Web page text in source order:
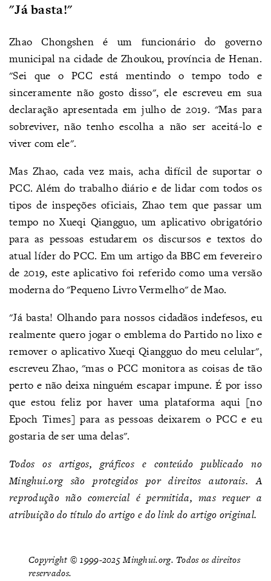
"Já basta!"
Zhao Chongshen é um funcionário do governo
municipal na cidade de Zhoukou, província de Henan.
"Sei que o PCC está mentindo o tempo todo e
sinceramente não gosto disso", ele escreveu em sua
declaração apresentada em julho de 2019. "Mas para
sobreviver, não tenho escolha a não ser aceitá-lo e
viver com ele".
Mas Zhao, cada vez mais, acha difícil de suportar o
PCC. Além do trabalho diário e de lidar com todos os
tipos de inspeções oficiais, Zhao tem que passar um
tempo no Xueqi Qiangguo, um aplicativo obrigatório
para as pessoas estudarem os discursos e textos do
atual líder do PCC. Em um artigo da BBC em fevereiro
de 2019, este aplicativo foi referido como uma versão
moderna do "Pequeno Livro Vermelho" de Mao.
"Já basta! Olhando para nossos cidadãos indefesos, eu
realmente quero jogar o emblema do Partido no lixo e
remover o aplicativo Xueqi Qiangguo do meu celular",
escreveu Zhao, "mas o PCC monitora as coisas de tão
perto e não deixa ninguém escapar impune. É por isso
que estou feliz por haver uma plataforma aqui [no
Epoch Times] para as pessoas deixarem o PCC e eu
gostaria de ser uma delas".
Todos os artigos, gráficos e conteúdo publicado no
Minghui.org são protegidos por direitos autorais. A
reprodução não comercial é permitida, mas requer a
atribuição do título do artigo e do link do artigo original.
Copyright © 1999-2025 Minghui.org. Todos os direitos
reservados.